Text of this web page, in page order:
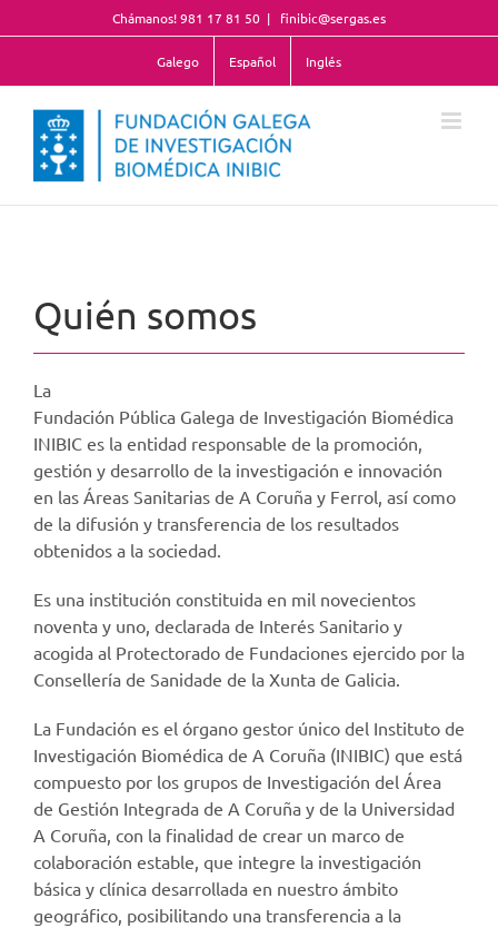
al
Chámanos! 981 17 81 50 | finibic@sergas.es
Galego Español Inglés
Quién somos
La
Fundación Pública Galega de Investigación Biomédica
INIBIC es la entidad responsable de la promoción,
gestión y desarrollo de la investigación e innovación
en las Áreas Sanitarias de A Coruña y Ferrol, así como
de la difusión y transferencia de los resultados
obtenidos a la sociedad.
Es una institución constituida en mil novecientos
noventa y uno, declarada de Interés Sanitario y
acogida al Protectorado de Fundaciones ejercido por la
Consellería de Sanidade de la Xunta de Galicia.
La Fundación es el órgano gestor único del Instituto de
Investigación Biomédica de A Coruña (INIBIC) que está
compuesto por los grupos de Investigación del Área
de Gestión Integrada de A Coruña y de la Universidad
A Coruña, con la finalidad de crear un marco de
colaboración estable, que integre la investigación
básica y clínica desarrollada en nuestro ámbito
geográfico, posibilitando una transferencia a la